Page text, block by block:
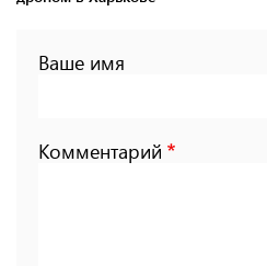
Ваше имя
Комментарий